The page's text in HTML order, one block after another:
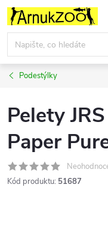
Přejít
obsah
Podestýlky
Pelety
Paper
Kód produktu: 51687